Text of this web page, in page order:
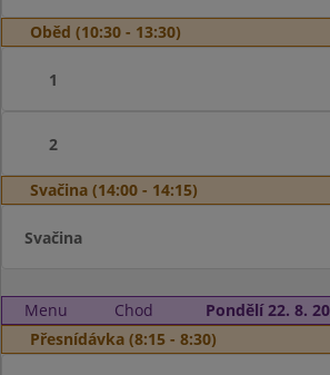
Oběd (10:30 - 13:30)
1
2
Svačina (14:00 - 14:15)
Svačina
Menu Chod
Pondělí 22. 8.
Přesnídávka (8:15 - 8:30)